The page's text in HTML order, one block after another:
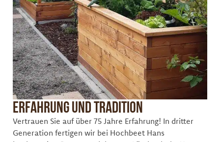
Erfahrung und Tradition
Vertrauen Sie auf über 75 Jahre Erfahrung! In dritter
Generation fertigen wir bei Hochbeet Hans